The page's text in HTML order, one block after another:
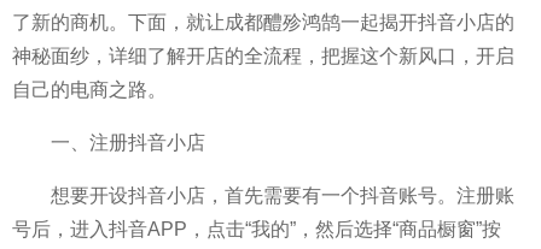
了新的商机。下面，就让成都醴殄鸿鹄一起揭开抖音小店的
神秘面纱，详细了解开店的全流程，把握这个新风口，开启
自己的电商之路。
一、注册抖音小店
想要开设抖音小店，首先需要有一个抖音账号。注册账
号后，进入抖音APP，点击“我的”，然后选择“商品橱窗”按